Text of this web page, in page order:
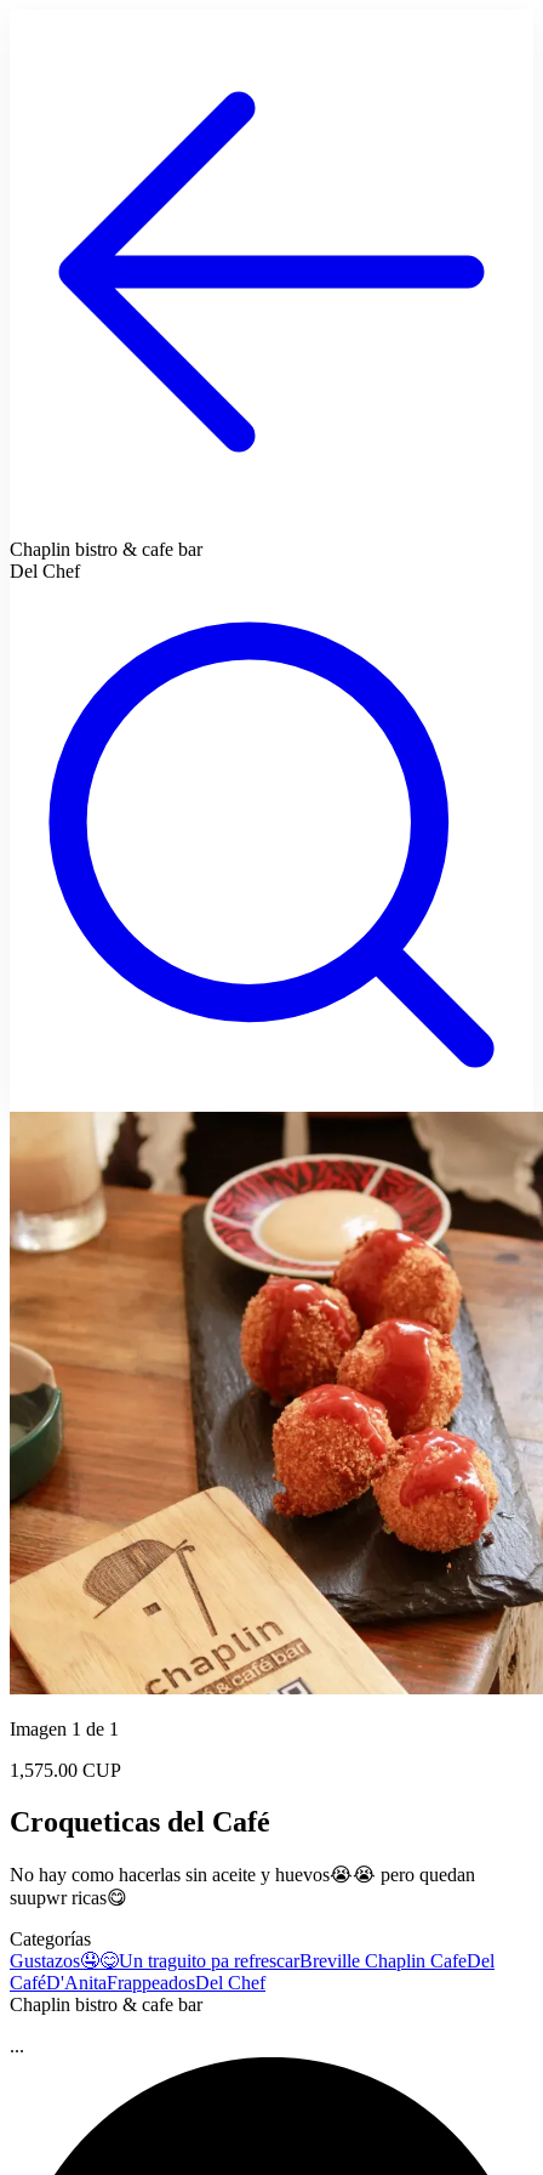
Chaplin bistro & cafe bar
Del Chef
Imagen 1 de 1
1,575.00 CUP
Croqueticas del Café
No hay como hacerlas sin aceite y huevos😭😭 pero quedan
suupwr ricas😋
Categorías
Gustazos🤤😋Un traguito pa refrescarBreville Chaplin CafeDel
CaféD'AnitaFrappeadosDel Chef
Chaplin bistro & cafe bar
...